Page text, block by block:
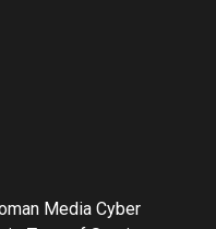
Media Cyber